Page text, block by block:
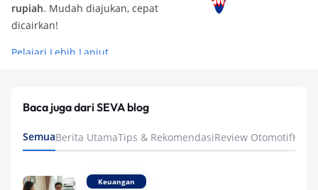
rupiah. Mudah diajukan, cepat
dicairkan!
Pelajari Lebih Lanjut
Baca juga dari SEVA blog
SemuaBerita UtamaTips & RekomendasiReview Otomotif
Keuangan